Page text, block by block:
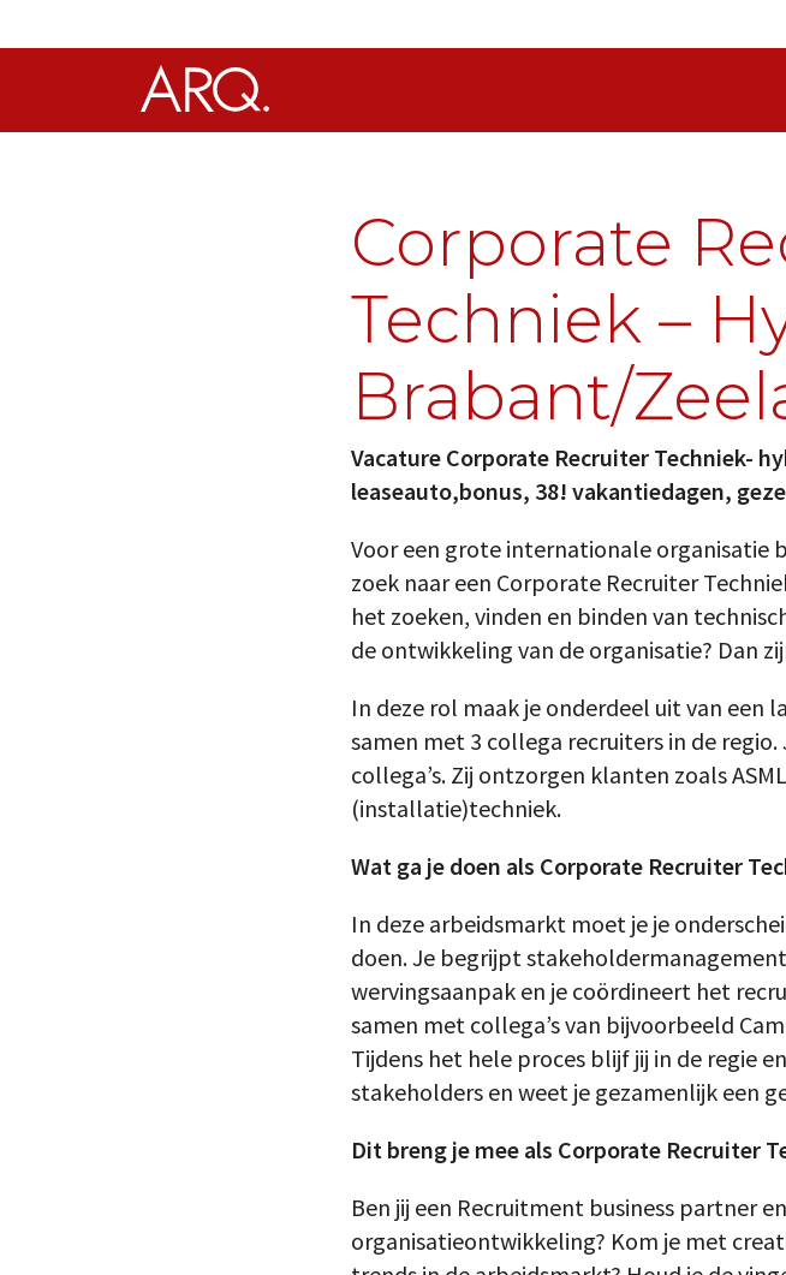
Corporate
Techniek –
Brabant/
Vacature Corporate Recruiter Techniek-
leaseauto,bonus, 38! vakantiedagen,
Voor een grote internationale organisatie
zoek naar een Corporate Recruiter
het zoeken, vinden en binden van
de ontwikkeling van de organisatie? Dan
In deze rol maak je onderdeel uit van een
samen met 3 collega recruiters in de
collega’s. Zij ontzorgen klanten zoals
(installatie)techniek.
Wat ga je doen als Corporate Recruiter
In deze arbeidsmarkt moet je je
doen. Je begrijpt
wervingsaanpak en je coördineert het
samen met collega’s van bijvoorbeeld
Tijdens het hele proces blijf jij in de regie
stakeholders en weet je gezamenlijk een
Dit breng je mee als Corporate Recruiter
Ben jij een Recruitment business partner
organisatieontwikkeling? Kom je met